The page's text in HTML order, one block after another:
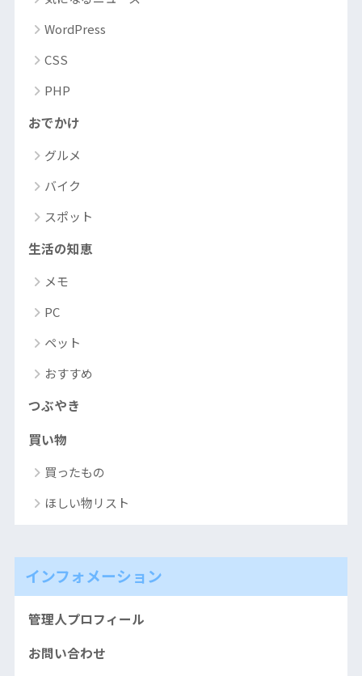
WordPress
CSS
PHP
おでかけ
グルメ
バイク
スポット
生活の知恵
メモ
PC
ペット
おすすめ
つぶやき
買い物
買ったもの
ほしい物リスト
インフォメーション
管理人プロフィール
お問い合わせ